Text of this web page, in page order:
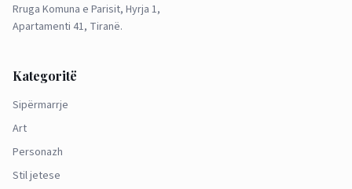
Rruga Komuna e Parisit, Hyrja 1,
Apartamenti 41, Tiranë.
Kategoritë
Sipërmarrje
Art
Personazh
Stil jetese